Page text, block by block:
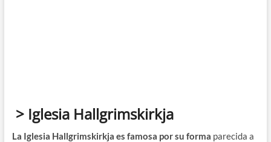
> Iglesia Hallgrimskirkja
La Iglesia Hallgrimskirkja es famosa por su forma parecida a